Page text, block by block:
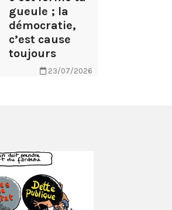
gueule ; la
démocratie,
c’est cause
toujours
23/07/2026